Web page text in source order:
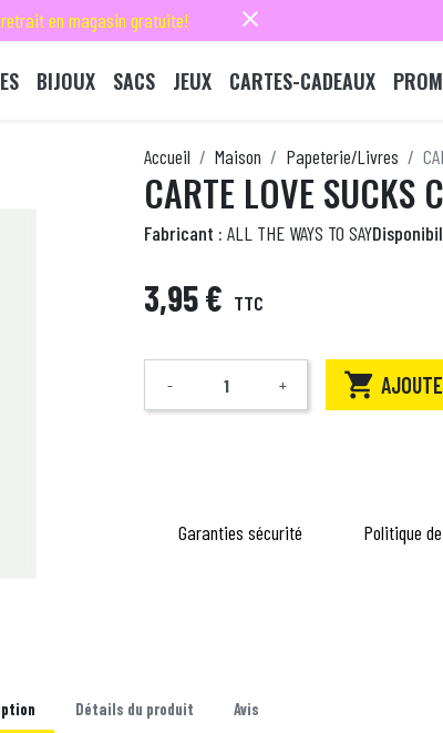
en magasin gratuite! close
BIJOUX SACS JEUX CARTES-CADEAUX
Accueil Maison Papeterie/Livres
CARTE LOVE SUCKS
Fabricant : ALL THE WAYS TO SAY
3,95 € TTC
Quantité
- + 
Garanties sécurité Politique
Détails du produit Avis